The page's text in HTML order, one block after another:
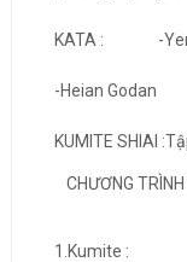
KATA : -Yen
-Heian Godan
KUMITE SHIAI
CHƯƠNG
1.Kumite :